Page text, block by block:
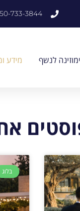
733-3844
לנשף מידע
בלוג